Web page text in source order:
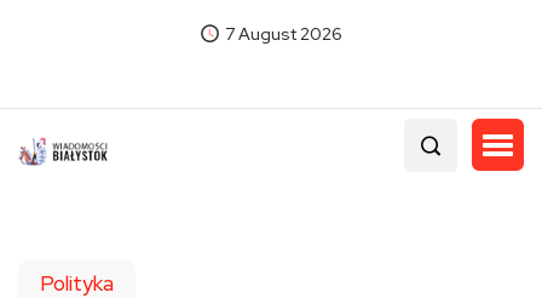
7 August 2026
Polityka